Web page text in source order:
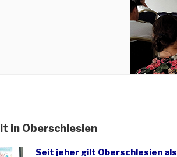
in Oberschlesien
Seit jeher gilt Oberschlesien als